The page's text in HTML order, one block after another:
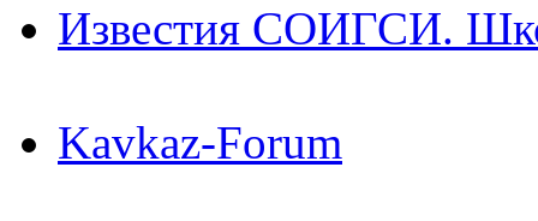
Известия СОИГСИ.
Kavkaz-Forum